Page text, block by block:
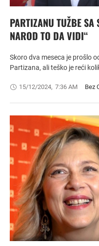
PARTIZANU TUŽBE
NAROD TO DA VIDI“
Skoro dva meseca je prošlo
Partizana, ali teško je reći
15/12/2024, 7:36 AM Bez